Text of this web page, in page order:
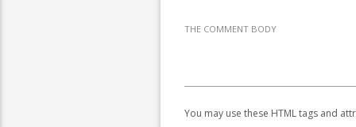
THE COMMENT BODY
You may use these HTML tags and